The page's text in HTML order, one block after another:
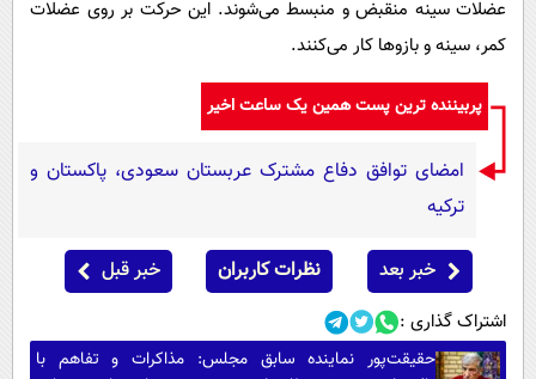
عضلات سینه منقبض و منبسط می‌شوند. این حرکت بر روی عضلات
کمر، سینه و بازوها کار می‌کنند.
پربیننده ترین پست همین یک ساعت اخیر
امضای توافق دفاع مشترک عربستان سعودی، پاکستان و
ترکیه
خبر بعد نظرات کاربران خبر قبل
اشتراک گذاری :
حقیقت‌پور نماینده سابق مجلس: مذاکرات و تفاهم با